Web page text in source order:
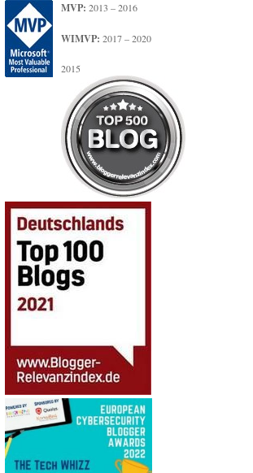
MVP: 2013 – 2016
WIMVP: 2017 – 2020
2015